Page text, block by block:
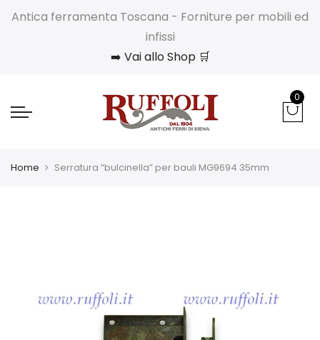
Antica ferramenta Toscana - Forniture per mobili ed
infissi
➡️ Vai allo Shop 🛒
0
Home Serratura “bulcinella” per bauli MG9694 35mm